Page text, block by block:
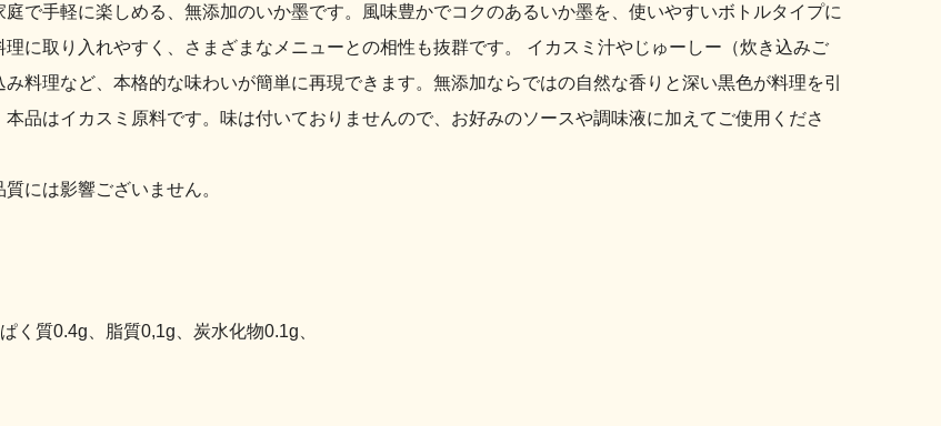
で手軽に楽しめる、無添加のいか墨です。風味豊かでコクのあるいか墨を、使いやすいボトルタイプに
に取り入れやすく、さまざまなメニューとの相性も抜群です。 イカスミ汁やじゅーしー（炊き込みご
料理など、本格的な味わいが簡単に再現できます。無添加ならではの自然な香りと深い黒色が料理を引
品はイカスミ原料です。味は付いておりませんので、お好みのソースや調味液に加えてご使用くださ
には影響ございません。
く質0.4g、脂質0,1g、炭水化物0.1g、